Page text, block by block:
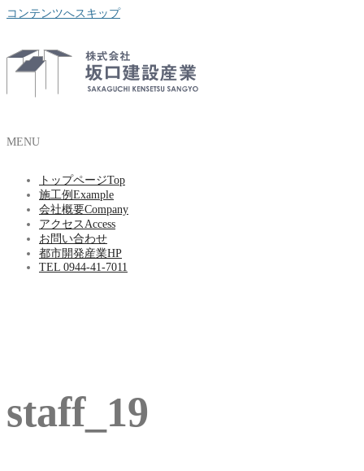
コンテンツへスキップ
MENU
トップページTop
施工例 Example
会社概要Company
アクセス Access
お問い合わせ
都市開発産業HP
TEL 0944-41-7011
staff_19